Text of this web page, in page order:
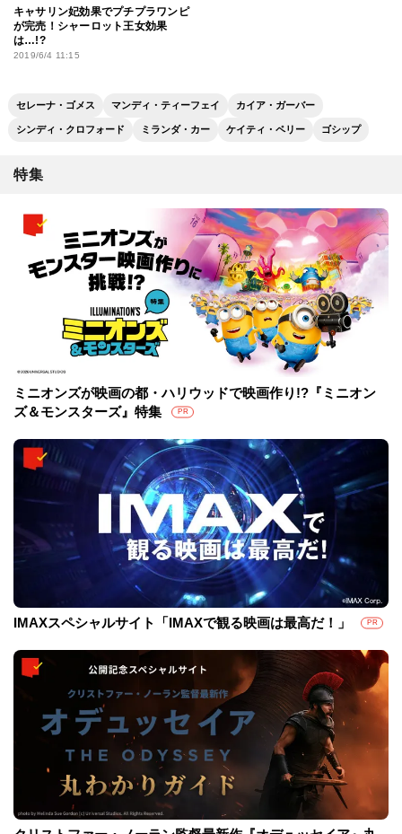
キャサリン妃効果でプチプラワンピ
が完売！シャーロット王女効果
は…!?
2019/6/4 11:15
セレーナ・ゴメス マンディ・ティーフェイ カイア・ガーバー
シンディ・クロフォード ミランダ・カー ケイティ・ペリー ゴシップ
特集
ミニオンズが映画の都・ハリウッドで映画作り!?『ミニオン
ズ＆モンスターズ』特集
PR
IMAXスペシャルサイト「IMAXで観る映画は最高だ！」 PR